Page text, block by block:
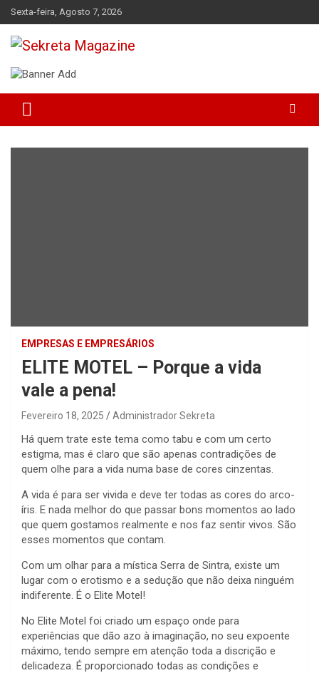
Skip
to
content
Sexta-feira, Agosto 7, 2026
Sekreta Magazine
EMPRESAS E EMPRESÁRIOS
ELITE MOTEL – Porque a vida
vale a pena!
Fevereiro 18, 2025 Administrador Sekreta
Há quem trate este tema como tabu e com um certo
estigma, mas é claro que são apenas contradições de
quem olhe para a vida numa base de cores cinzentas.
A vida é para ser vivida e deve ter todas as cores do arco-
íris. E nada melhor do que passar bons momentos ao lado
que quem gostamos realmente e nos faz sentir vivos. São
esses momentos que contam.
Com um olhar para a mística Serra de Sintra, existe um
lugar com o erotismo e a sedução que não deixa ninguém
indiferente. É o Elite Motel!
No Elite Motel foi criado um espaço onde para
experiências que dão azo à imaginação, no seu expoente
máximo, tendo sempre em atenção toda a discrição e
delicadeza. É proporcionado todas as condições e